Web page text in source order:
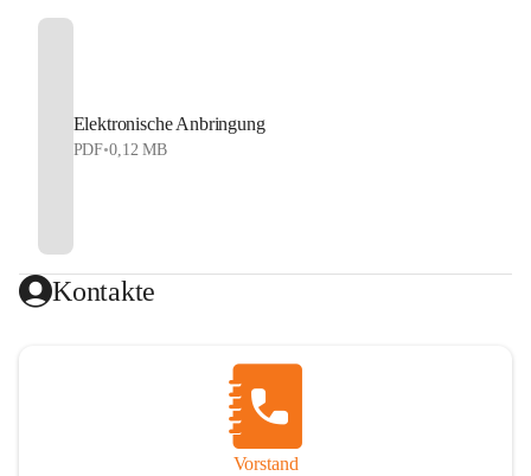
Elektronische Anbringung
PDF•0,12 MB
Kontakte
Vorstand